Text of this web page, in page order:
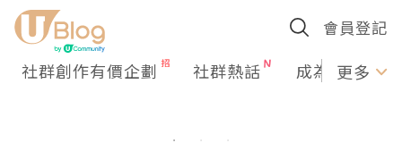
會員登記
社群創作有價企劃 社群熱話 成為U更多